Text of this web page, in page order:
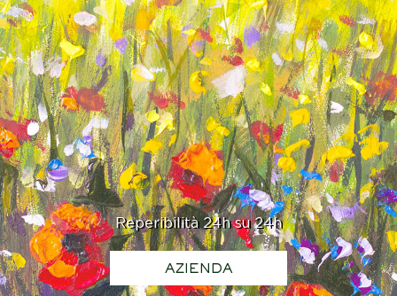
Reperibilità 24h su 24h
AZIENDA